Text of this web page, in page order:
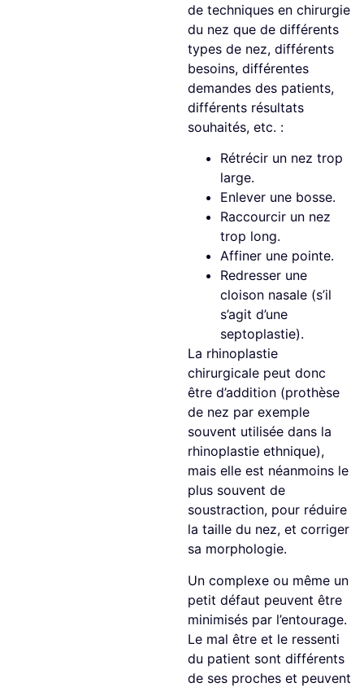
de techniques en chirurgie
du nez que de différents
types de nez, différents
besoins, différentes
demandes des patients,
différents résultats
souhaités, etc. :
Rétrécir un nez trop
large.
Enlever une bosse.
Raccourcir un nez
trop long.
Affiner une pointe.
Redresser une
cloison nasale (s’il
s’agit d’une
septoplastie).
La rhinoplastie
chirurgicale peut donc
être d’addition (prothèse
de nez par exemple
souvent utilisée dans la
rhinoplastie ethnique),
mais elle est néanmoins le
plus souvent de
soustraction, pour réduire
la taille du nez, et corriger
sa morphologie.
Un complexe ou même un
petit défaut peuvent être
minimisés par l’entourage.
Le mal être et le ressenti
du patient sont différents
de ses proches et peuvent